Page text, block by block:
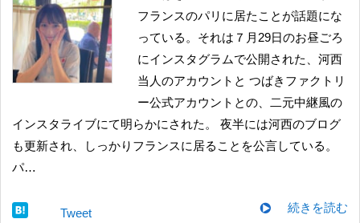
フランスのパリに居たことが話題にな
っている。それは７月29日のお昼ごろ
にインスタグラムで公開された、河西
当人のアカウントと つばきファクトリ
ー公式アカウントとの、二元中継風の
インスタライブにて明らかにされた。 夜半には河西のブログ
も更新され、しっかりフランスに居ることを公言している。
パ…
続きを読む
Tweet